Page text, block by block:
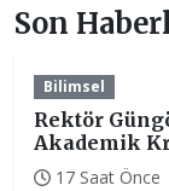
Son
Bilimsel
Rektör
Akademik
17 Saat Önce